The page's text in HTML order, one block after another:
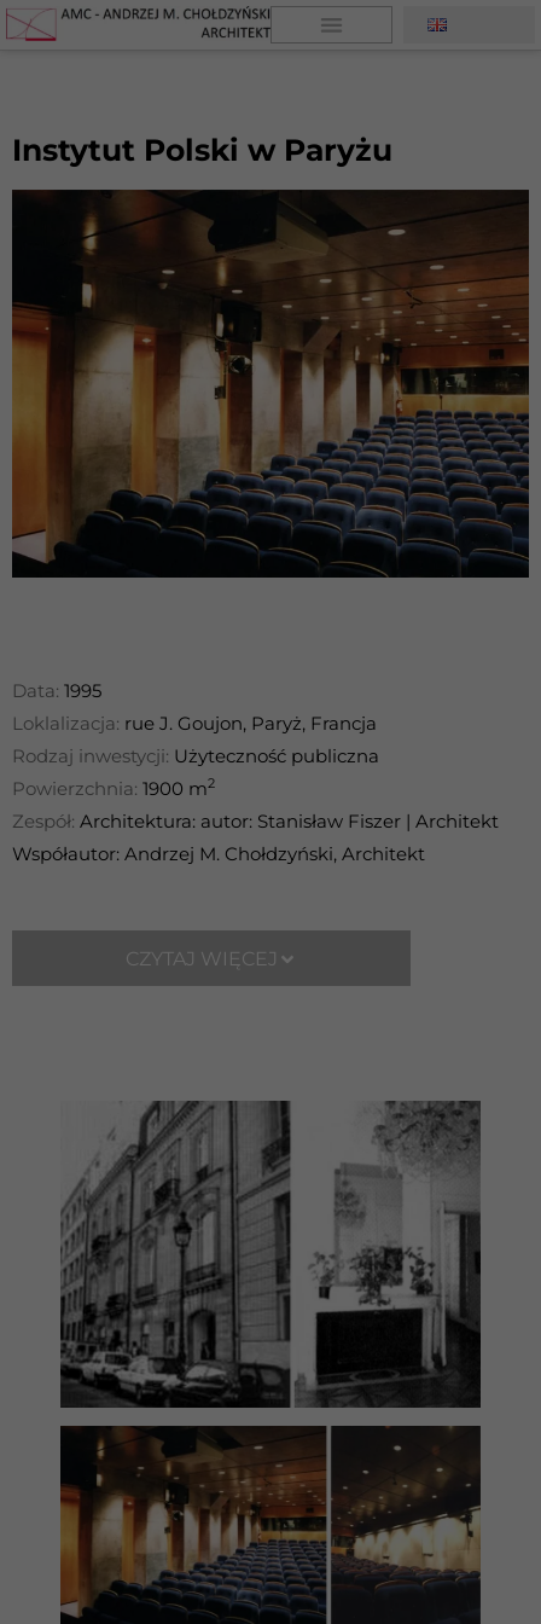
Instytut Polski w Paryżu
Data: 1995
Loklalizacja: rue J. Goujon, Paryż, Francja
Rodzaj inwestycji: Użyteczność publiczna
Powierzchnia: 1900 m2
Zespół: Architektura: autor: Stanisław Fiszer | Architekt
Współautor: Andrzej M. Chołdzyński, Architekt
CZYTAJ WIĘCEJ